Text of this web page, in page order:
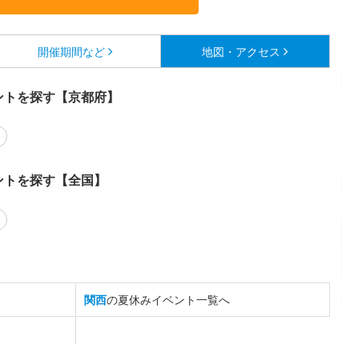
開催期間など 地図・アクセス
を探す【京都府】
を探す【全国】
関西の夏休みイベント一覧へ